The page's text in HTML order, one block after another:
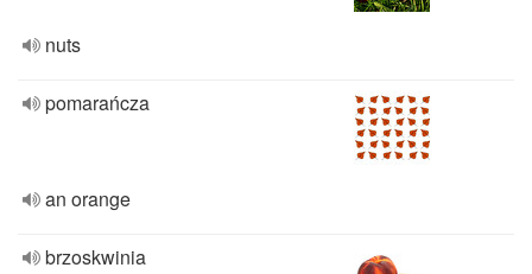
nuts
pomarańcza
an orange
brzoskwinia